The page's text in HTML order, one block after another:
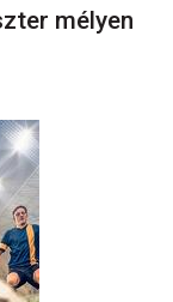
mélyen